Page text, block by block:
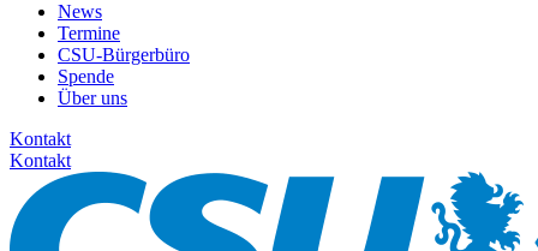
News
Termine
CSU-Bürgerbüro
Spende
Über uns
Kontakt
Kontakt